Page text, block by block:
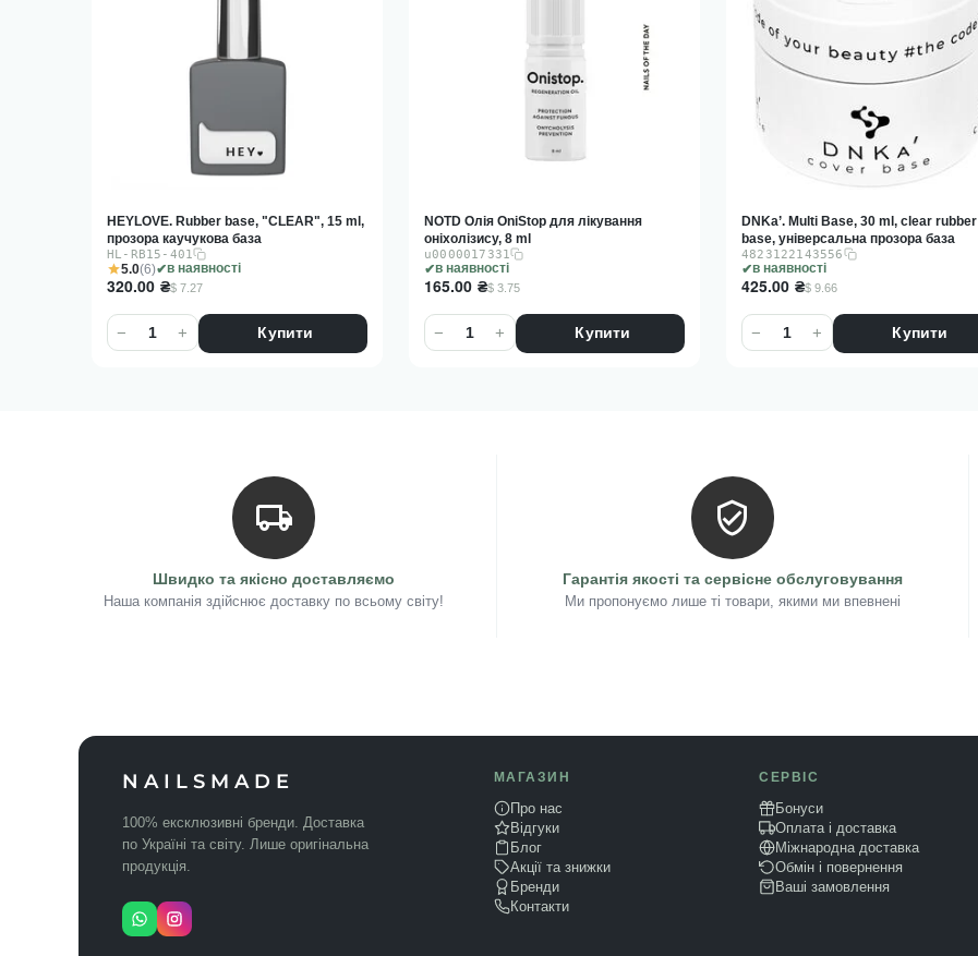
5.0(6) в наявності
HEYLOVE. Rubber base, "CLEAR", 15 ml,
прозора каучукова база
HL-RB15-401
320.00 ₴$ 7.27
+
− Купити
в наявності
NOTD Олія OniStop для лікування
оніхолізису, 8 ml
u0000017331
165.00 ₴$ 3.75
+
− Купити
в наявності
DNKa’. Multi Base, 30 ml, clear rubber
base, універсальна прозора база
4823122143556
425.00 ₴$ 9.66
+
− Купити
Швидко та якісно доставляємо
Наша компанія здійснює доставку по всьому світу!
Гарантія якості та сервісне обслуговування
Ми пропонуємо лише ті товари, якими ми впевнені
NAILSMADE
100% ексклюзивні бренди. Доставка
по Україні та світу. Лише оригінальна
продукція.
МАГАЗИН
Про нас
Відгуки
Блог
Акції та знижки
Бренди
Контакти
СЕРВІС
Бонуси
Оплата і доставка
Міжнародна доставка
Обмін і повернення
Ваші замовлення